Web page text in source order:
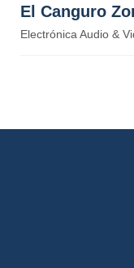
El Canguro
Electrónica Audio &